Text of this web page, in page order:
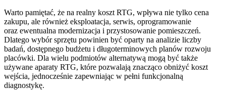
Warto pamiętać, że na realny koszt RTG, wpływa nie tylko cena
zakupu, ale również eksploatacja, serwis, oprogramowanie
oraz ewentualna modernizacja i przystosowanie pomieszczeń.
Dlatego wybór sprzętu powinien być oparty na analizie liczby
badań, dostępnego budżetu i długoterminowych planów rozwoju
placówki. Dla wielu podmiotów alternatywą mogą być także
używane aparaty RTG, które pozwalają znacząco obniżyć koszt
wejścia, jednocześnie zapewniając w pełni funkcjonalną
diagnostykę.